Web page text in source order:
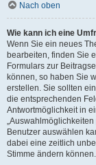
Nach oben
Wie kann ich eine
Wenn Sie ein neues
bearbeiten, finden Sie
Formulars zur
können, so haben Sie
erstellen. Sie sollten
die entsprechenden
Antwortmöglichkeit in
Benutzer auswählen
dabei eine zeitlich
Stimme ändern können.